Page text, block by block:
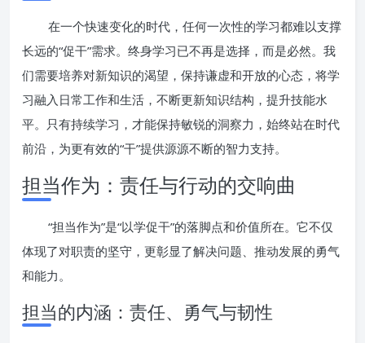
在一个快速变化的时代，任何一次性的学习都难以支撑
长远的“促干”需求。终身学习已不再是选择，而是必然。我
们需要培养对新知识的渴望，保持谦虚和开放的心态，将学
习融入日常工作和生活，不断更新知识结构，提升技能水
平。只有持续学习，才能保持敏锐的洞察力，始终站在时代
前沿，为更有效的“干”提供源源不断的智力支持。
担当作为：责任与行动的交响曲
“担当作为”是“以学促干”的落脚点和价值所在。它不仅
体现了对职责的坚守，更彰显了解决问题、推动发展的勇气
和能力。
担当的内涵：责任、勇气与韧性